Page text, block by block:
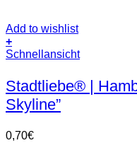
Add to wishlist
+
Schnellansicht
Stadtliebe® |
Skyline”
0,70€